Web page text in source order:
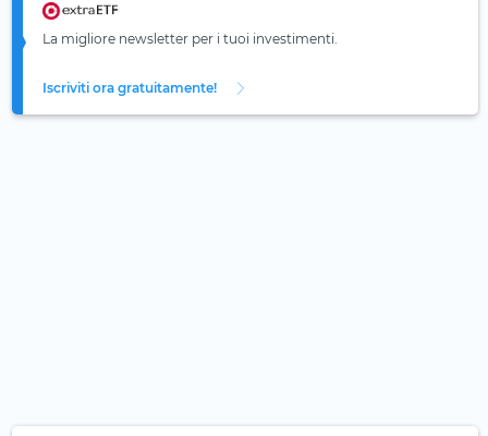
La migliore newsletter per i tuoi investimenti.
Iscriviti ora gratuitamente!